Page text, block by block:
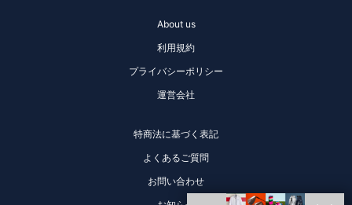
About us
利用規約
プライバシーポリシー
運営会社
特商法に基づく表記
よくあるご質問
お問い合わせ